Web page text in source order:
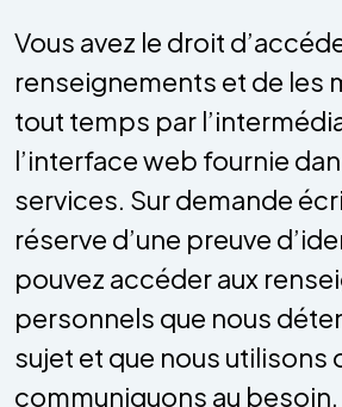
Vous avez le droit
renseignements et de les
tout temps par
l’interface web fournie
services. Sur demande
réserve d’une preuve
pouvez accéder aux
personnels que nous
sujet et que nous utilisons
communiquons au